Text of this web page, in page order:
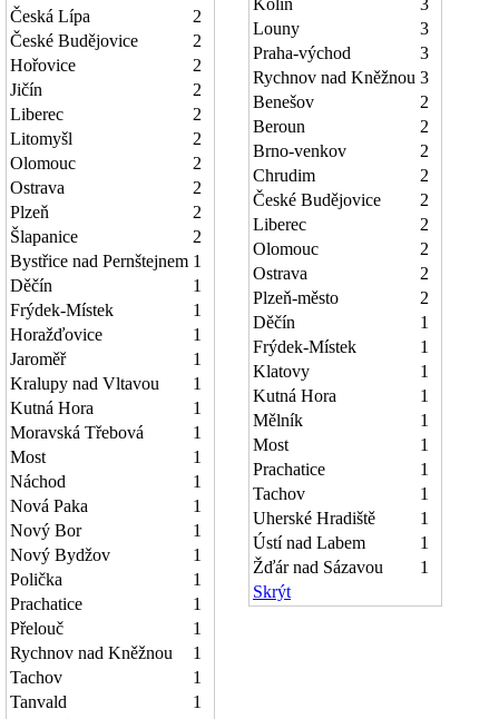
Česká Lípa
2
České Budějovice
2
Hořovice
2
Jičín
2
Liberec
2
Litomyšl
2
Olomouc
2
Ostrava
2
Plzeň
2
Šlapanice
2
Bystřice nad Pernštejnem 1
Děčín
1
Frýdek-Místek
1
Horažďovice
1
Jaroměř
1
Kralupy nad Vltavou
1
Kutná Hora
1
Moravská Třebová
1
Most
1
Náchod
1
Nová Paka
1
Nový Bor
1
Nový Bydžov
1
Polička
1
Prachatice
1
Přelouč
1
Rychnov nad Kněžnou
1
Tachov
1
Tanvald
1
Kolín
3
Louny
3
Praha-východ
3
Rychnov nad Kněžnou 3
Benešov
2
Beroun
2
Brno-venkov
2
Chrudim
2
České Budějovice
2
Liberec
2
Olomouc
2
Ostrava
2
Plzeň-město
2
Děčín
1
Frýdek-Místek
1
Klatovy
1
Kutná Hora
1
Mělník
1
Most
1
Prachatice
1
Tachov
1
Uherské Hradiště
1
Ústí nad Labem
1
Žďár nad Sázavou
1
Skrýt